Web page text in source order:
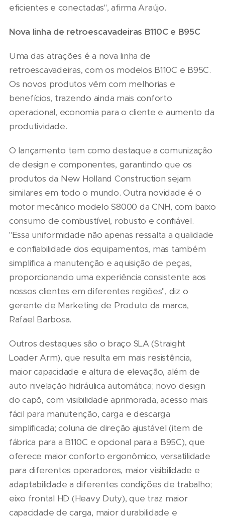
eficientes e conectadas", afirma Araújo.
Nova linha de retroescavadeiras B110C e B95C
Uma das atrações é a nova linha de
retroescavadeiras, com os modelos B110C e B95C.
Os novos produtos vêm com melhorias e
benefícios, trazendo ainda mais conforto
operacional, economia para o cliente e aumento da
produtividade.
O lançamento tem como destaque a comunização
de design e componentes, garantindo que os
produtos da New Holland Construction sejam
similares em todo o mundo. Outra novidade é o
motor mecânico modelo S8000 da CNH, com baixo
consumo de combustível, robusto e confiável.
"Essa uniformidade não apenas ressalta a qualidade
e confiabilidade dos equipamentos, mas também
simplifica a manutenção e aquisição de peças,
proporcionando uma experiência consistente aos
nossos clientes em diferentes regiões", diz o
gerente de Marketing de Produto da marca,
Rafael Barbosa.
Outros destaques são o braço SLA (Straight
Loader Arm), que resulta em mais resistência,
maior capacidade e altura de elevação, além de
auto nivelação hidráulica automática; novo design
do capô, com visibilidade aprimorada, acesso mais
fácil para manutenção, carga e descarga
simplificada; coluna de direção ajustável (item de
fábrica para a B110C e opcional para a B95C), que
oferece maior conforto ergonômico, versatilidade
para diferentes operadores, maior visibilidade e
adaptabilidade a diferentes condições de trabalho;
eixo frontal HD (Heavy Duty), que traz maior
capacidade de carga, maior durabilidade e